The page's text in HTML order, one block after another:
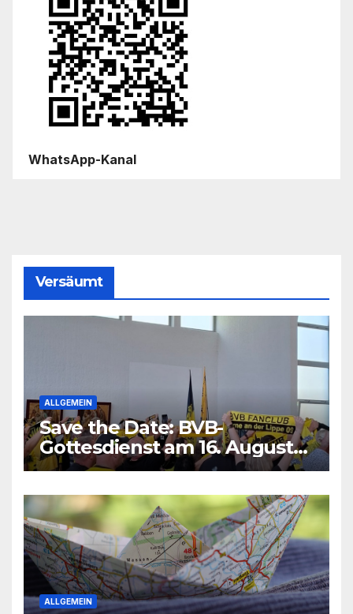
WhatsApp-Kanal
Versäumt
ALLGEMEIN
Save the Date: BVB-
Gottesdienst am 16. August
2026
ALLGEMEIN